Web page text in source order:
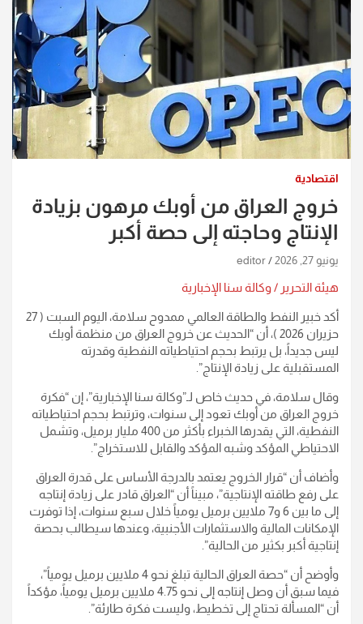
اقتصادية
خروج العراق من أوبك مرهون بزيادة
الإنتاج وحاجته إلى حصة أكبر
يونيو 27, 2026 editor
هيئة التحرير / وكالة سنا الإخبارية
أكد خبير النفط والطاقة العالمي ممدوح سلامة، اليوم السبت ( 27
حزيران 2026 )، أن “الحديث عن خروج العراق من منظمة أوبك
ليس جديداً، بل يرتبط بحجم احتياطياته النفطية وقدرته
المستقبلية على زيادة الإنتاج”.
وقال سلامة، في حديث خاص لـ”وكالة سنا الإخبارية”، إن “فكرة
خروج العراق من أوبك تعود إلى سنوات، وترتبط بحجم احتياطياته
النفطية، التي يقدرها الخبراء بأكثر من 400 مليار برميل، وتشمل
الاحتياطي المؤكد وشبه المؤكد والقابل للاستخراج”.
وأضاف أن “قرار الخروج يعتمد بالدرجة الأساس على قدرة العراق
على رفع طاقته الإنتاجية”، مبيناً أن “العراق قادر على زيادة إنتاجه
إلى ما بين 6 و7 ملايين برميل يومياً خلال سبع سنوات، إذا توفرت
الإمكانات المالية والاستثمارات الأجنبية، وعندها سيطالب بحصة
إنتاجية أكبر بكثير من الحالية”.
وأوضح أن “حصة العراق الحالية تبلغ نحو 4 ملايين برميل يومياً”،
فيما سبق أن وصل إنتاجه إلى نحو 4.75 ملايين برميل يومياً، مؤكداً
أن “المسألة تحتاج إلى تخطيط، وليست فكرة طارئة”.